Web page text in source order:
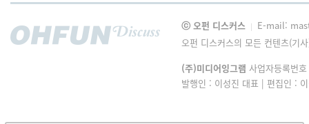
ⓒ 오펀 디스커스 | E-mail:
오펀 디스커스의 모든 컨텐츠(기
(주)미디어잉그램 사업자등록번
발행인 : 이성진 대표 | 편집인 :